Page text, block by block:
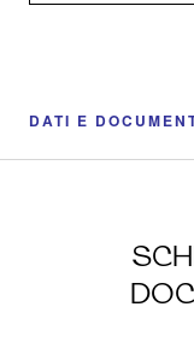
DATI E